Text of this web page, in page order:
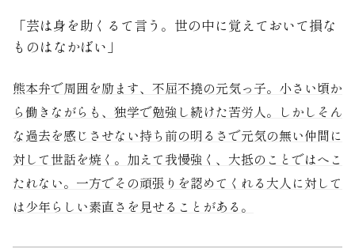
「芸は身を助くるて言う。世の中に覚えておいて損な
ものはなかばい」
熊本弁で周囲を励ます、不屈不撓の元気っ子。小さい頃か
ら働きながらも、独学で勉強し続けた苦労人。しかしそん
な過去を感じさせない持ち前の明るさで元気の無い仲間に
対して世話を焼く。加えて我慢強く、大抵のことではへこ
たれない。一方でその頑張りを認めてくれる大人に対して
は少年らしい素直さを見せることがある。